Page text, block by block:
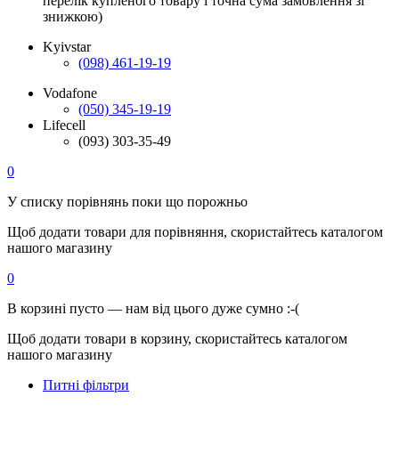
знижкою)
Kyivstar
(098) 461-19-19
Vodafone
(050) 345-19-19
Lifecell
(093) 303-35-49
0
У списку порівнянь поки що порожньо
Щоб додати товари для порівняння, скористайтесь каталогом
нашого магазину
0
В корзині пусто — нам від цього дуже сумно :-(
Щоб додати товари в корзину, скористайтесь каталогом
нашого магазину
Питні фільтри